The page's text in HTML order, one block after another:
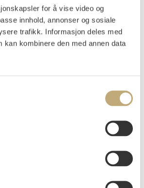
for å vise video og
innhold, annonser og sosiale
trafikk. Informasjon deles med
kan kombinere den med annen data
1994)